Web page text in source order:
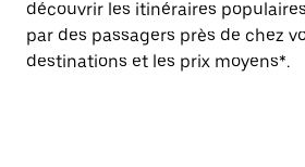
découvrir les itinéraires
par des passagers près de chez
destinations et les prix moyens*.